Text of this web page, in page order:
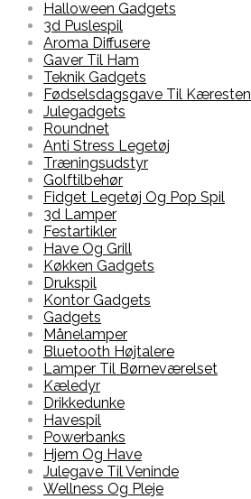
Halloween Gadgets
3d Puslespil
Aroma Diffusere
Gaver Til Ham
Teknik Gadgets
Fødselsdagsgave Til Kæresten
Julegadgets
Roundnet
Anti Stress Legetøj
Træningsudstyr
Golftilbehør
Fidget Legetøj Og Pop Spil
3d Lamper
Festartikler
Have Og Grill
Køkken Gadgets
Drukspil
Kontor Gadgets
Gadgets
Månelamper
Bluetooth Højtalere
Lamper Til Børneværelset
Kæledyr
Drikkedunke
Havespil
Powerbanks
Hjem Og Have
Julegave Til Veninde
Wellness Og Pleje